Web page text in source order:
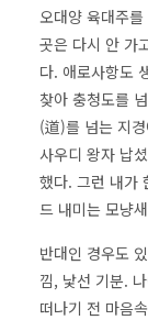
오대양 육대주
곳은 다시 안 가
다. 애로사항도
찾아 충청도를
(道)를 넘는 지
사우디 왕자 납
했다. 그런 내가
드 내미는 모냥
반대인 경우도
낌, 낯선 기분.
떠나기 전 마음